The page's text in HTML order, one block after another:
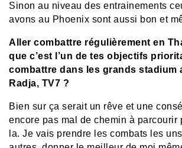
Sinon au niveau des entrainements
avons au Phoenix sont aussi bon et
Aller combattre régulièrement en
que c’est l’un de tes objectifs
combattre dans les grands stadium
Radja, TV7 ?
Bien sur ça serait un rêve et une
encore pas mal de chemin à parcourir
la. Je vais prendre les combats les